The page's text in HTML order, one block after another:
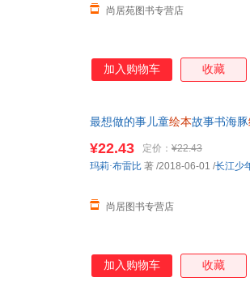
尚居苑图书专营店
加入购物车 收藏
最想做的事儿童绘本故事书海豚
¥22.43 定价： ¥22.43
尚居图书专营店
玛莉·布雷比 著 /2018-06-01 /长江少
加入购物车 收藏